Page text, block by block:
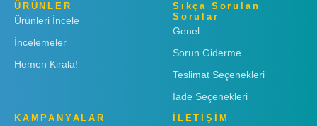
ÜRÜNLER
Ürünleri İncele
İncelemeler
Hemen Kirala!
Sıkça Sorulan
Sorular
Genel
Sorun Giderme
Teslimat Seçenekleri
İade Seçenekleri
KAMPANYALAR
İLETİŞİM